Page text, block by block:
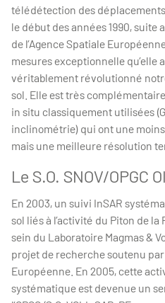
télédétection des
le début des années 1990, suite
de l’Agence Spatiale
mesures exceptionnelle qu’elle
véritablement révolutionné
sol. Elle est très
in situ classiquement utilisées
inclinométrie) qui ont une
mais une meilleure résolution
Le S.O. SNOV/OPGC
En 2003, un suivi InSAR
sol liés à l’activité du Piton de la
sein du Laboratoire Magmas &
projet de recherche soutenu par
Européenne. En 2005, cette
systématique est devenue un